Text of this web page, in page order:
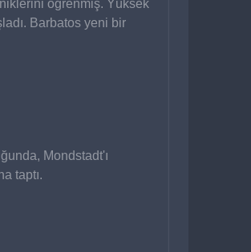
öğrenmiş. Yüksek
Barbatos yeni bir
Mondstadt'ı
taptı.